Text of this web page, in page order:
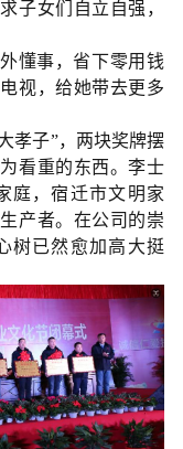
子女们自立自强，
懂事，省下零用钱
视，给她带去更多
孝子”，两块奖牌摆
看重的东西。李士
庭，宿迁市文明家
产者。在公司的崇
树已然愈加高大挺